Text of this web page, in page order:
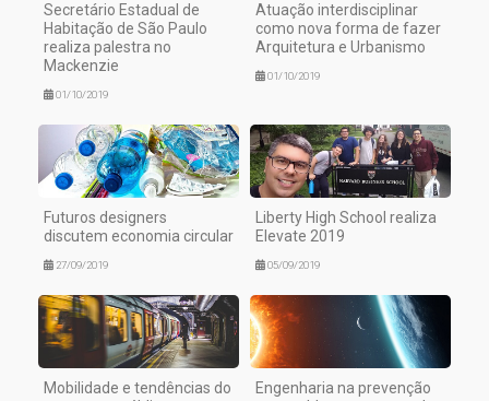
Secretário Estadual de
Habitação de São Paulo
realiza palestra no
Mackenzie
01/10/2019
Atuação interdisciplinar
como nova forma de fazer
Arquitetura e Urbanismo
01/10/2019
Futuros designers
discutem economia circular
27/09/2019
Liberty High School realiza
Elevate 2019
05/09/2019
Mobilidade e tendências do
Engenharia na prevenção